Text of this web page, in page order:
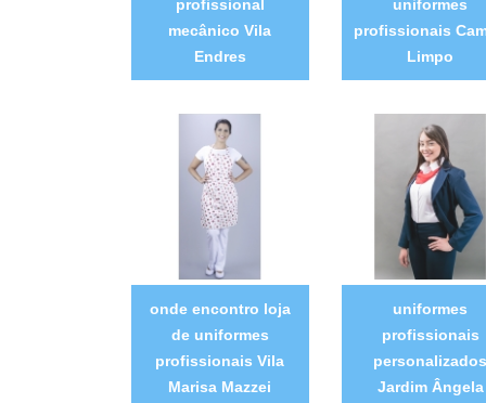
profissional
mecânico Vila
Endres
uniformes
profissionais
Limpo
onde encontro loja
de uniformes
profissionais Vila
Marisa Mazzei
uniformes
profissionais
personalizados
Jardim Ângela